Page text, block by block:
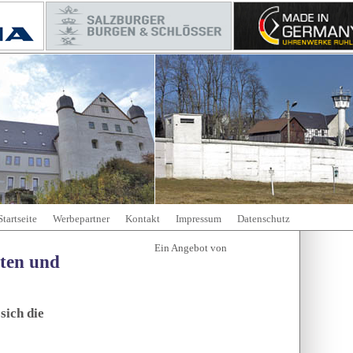
und
die
Werbepartner Kontakt Impressum Datenschutz